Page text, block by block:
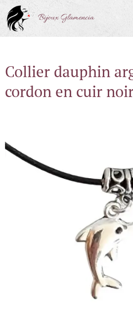
Bijoux Glamencia
Collier dauphin
cordon en cuir